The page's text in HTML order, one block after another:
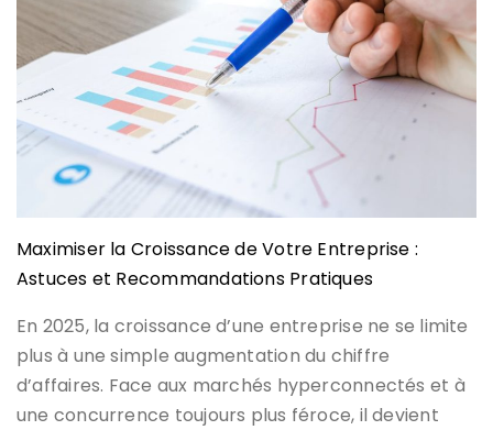
Maximiser la Croissance de Votre Entreprise :
Astuces et Recommandations Pratiques
En 2025, la croissance d’une entreprise ne se limite
plus à une simple augmentation du chiffre
d’affaires. Face aux marchés hyperconnectés et à
une concurrence toujours plus féroce, il devient